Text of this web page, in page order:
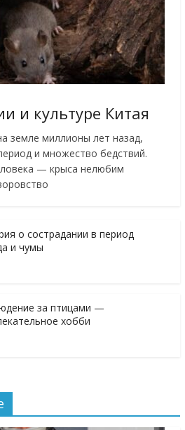
и культуре Китая
земле миллионы лет назад,
и множество бедствий.
— крыса нелюбим
о сострадании в период
и чумы
за птицами —
хобби